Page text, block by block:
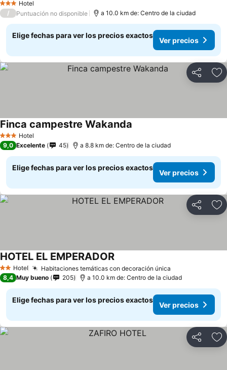
3 Estrellas
Hotel
/ Puntuación no disponible a 10.0 km de: Centro de la ciudad
Elige fechas para ver los precios exactos
Ver precios
Compartir
3 Estrellas
Hotel
Finca campestre Wakanda
9,0 Excelente 45 a 8.8 km de: Centro de la ciudad
Elige fechas para ver los precios exactos
Ver precios
Compartir
2 Estrellas
Hotel Habitaciones temáticas con decoración única
HOTEL EL EMPERADOR
8,4 Muy bueno 205 a 10.0 km de: Centro de la ciudad
Elige fechas para ver los precios exactos
Ver precios
Compartir